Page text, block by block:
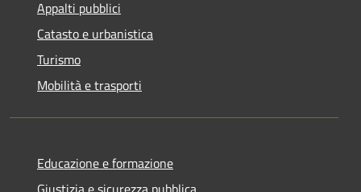
Appalti pubblici
Catasto e urbanistica
Turismo
Mobilità e trasporti
Educazione e formazione